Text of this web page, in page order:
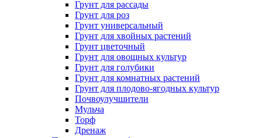
Грунт для рассады
Грунт для роз
Грунт универсальный
Грунт для хвойных растений
Грунт цветочный
Грунт для овощных культур
Грунт для голубики
Грунт для комнатных растений
Грунт для плодово-ягодных культур
Почвоулучшители
Мульча
Торф
Дренаж